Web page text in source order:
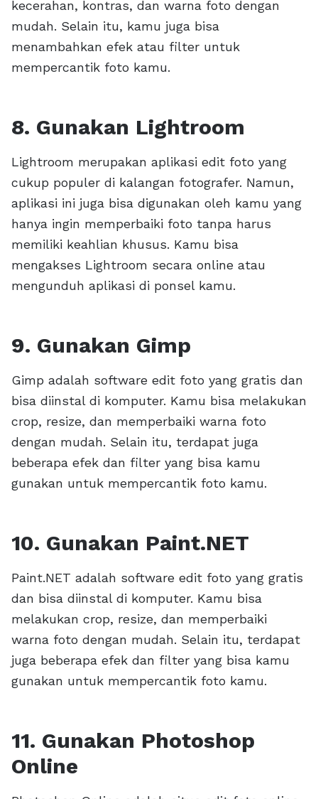
kecerahan, kontras, dan warna foto dengan
mudah. Selain itu, kamu juga bisa
menambahkan efek atau filter untuk
mempercantik foto kamu.
8. Gunakan Lightroom
Lightroom merupakan aplikasi edit foto yang
cukup populer di kalangan fotografer. Namun,
aplikasi ini juga bisa digunakan oleh kamu yang
hanya ingin memperbaiki foto tanpa harus
memiliki keahlian khusus. Kamu bisa
mengakses Lightroom secara online atau
mengunduh aplikasi di ponsel kamu.
9. Gunakan Gimp
Gimp adalah software edit foto yang gratis dan
bisa diinstal di komputer. Kamu bisa melakukan
crop, resize, dan memperbaiki warna foto
dengan mudah. Selain itu, terdapat juga
beberapa efek dan filter yang bisa kamu
gunakan untuk mempercantik foto kamu.
10. Gunakan Paint.NET
Paint.NET adalah software edit foto yang gratis
dan bisa diinstal di komputer. Kamu bisa
melakukan crop, resize, dan memperbaiki
warna foto dengan mudah. Selain itu, terdapat
juga beberapa efek dan filter yang bisa kamu
gunakan untuk mempercantik foto kamu.
11. Gunakan Photoshop
Online